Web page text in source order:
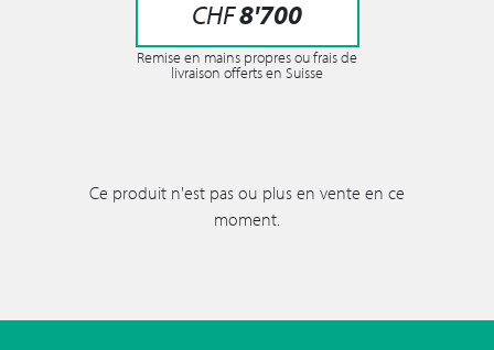
CHF8'700
Remise en mains propres ou frais de
livraison offerts en Suisse
Ce produit n'est pas ou plus en vente en ce
moment.